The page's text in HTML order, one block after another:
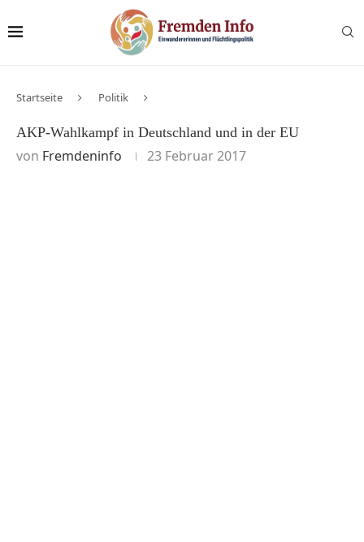
Startseite Politik
AKP-Wahlkampf in Deutschland und in der EU
von Fremdeninfo 23 Februar 2017